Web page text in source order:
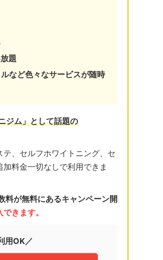
題
など色々なサービスが随時
ジム」として話題の
、セルフホワイトニング、セ
料金一切なしで利用できま
が無料にあるキャンペーン開
きます。
用OK／